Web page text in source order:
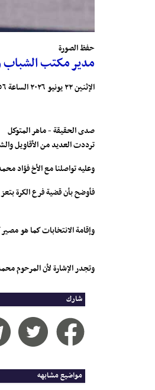
حفظ الصورة
مدير مكتب الشباب
الإثنين ٢٢ يونيو ٢٠٢٦ الساعة ٠١:٥٦ مساءً
صدى الحقيقة - ماهر المتوكل
ترددت العديد من الأقاويل
وعليه تواصلنا مع الأخ فؤاد
فأوضح بأن قضية فرع الكرة
وإقامة الانتخابات كما هو
وتجدر الإشارة لأن المرحوم
شارك
مواضيع مشابهه